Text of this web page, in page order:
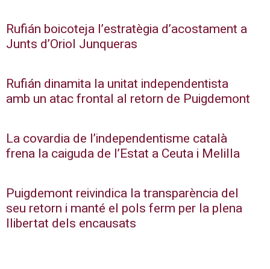
Rufián boicoteja l’estratègia d’acostament a
Junts d’Oriol Junqueras
Rufián dinamita la unitat independentista
amb un atac frontal al retorn de Puigdemont
La covardia de l’independentisme català
frena la caiguda de l’Estat a Ceuta i Melilla
Puigdemont reivindica la transparència del
seu retorn i manté el pols ferm per la plena
llibertat dels encausats